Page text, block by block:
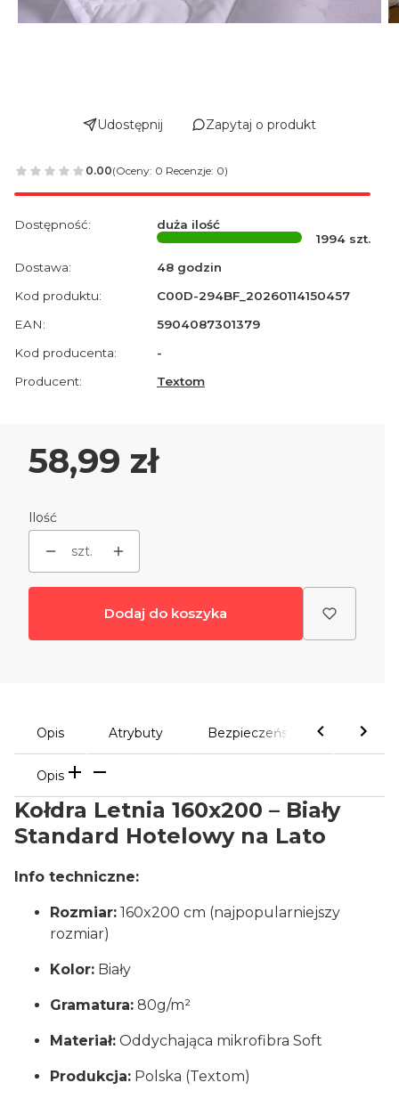
Udostępnij Zapytaj o produkt
0.00(Oceny: 0 Recenzje: 0)
Dostępność:
duża ilość
1994 szt.
Dostawa:
48 godzin
Kod produktu:
C00D-294BF_20260114150457
EAN:
5904087301379
Kod producenta:
-
Producent:
Textom
Cena
58,99 zł
Ilość
szt.
Dodaj do koszyka
Opis Atrybuty Bezpieczeństwo
Opis
Kołdra Letnia 160x200 – Biały
Standard Hotelowy na Lato
Info techniczne:
Rozmiar: 160x200 cm (najpopularniejszy
rozmiar)
Kolor: Biały
Gramatura: 80g/m²
Materiał: Oddychająca mikrofibra Soft
Produkcja: Polska (Textom)